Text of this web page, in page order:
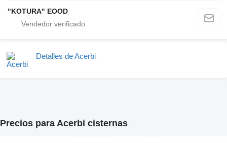
"KOTURA" EOOD
Detalles de Acerbi
Precios para Acerbi cisternas